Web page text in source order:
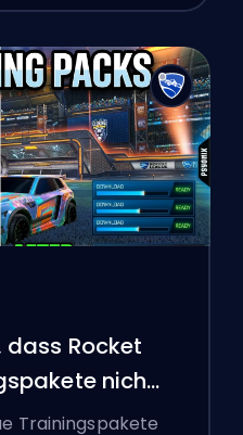
dass Rocket
nicht
Trainingspakete